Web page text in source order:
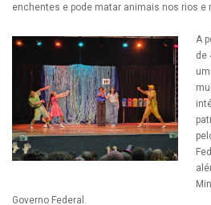
enchentes e pode matar animais nos rios e
A
de
Governo Federal.